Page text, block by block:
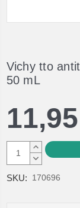
Vichy tto
50 mL
AUMENTAR
CANTIDAD:
DISMINUIR
SKU: 170696